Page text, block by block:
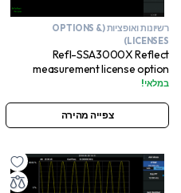
רשיונות ואופציות (OPTIONS &
LICENSES)
Refl-SSA3000X Reflect
measurement license option
במלאי!
צפייה מהירה